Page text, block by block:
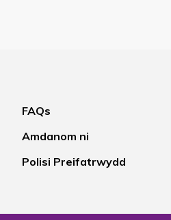
FAQs
Amdanom ni
Polisi Preifatrwydd